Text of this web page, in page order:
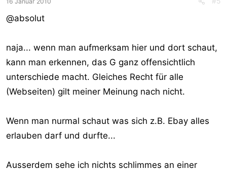
@absolut
naja... wenn man aufmerksam hier und dort schaut,
kann man erkennen, das G ganz offensichtlich
unterschiede macht. Gleiches Recht für alle
(Webseiten) gilt meiner Meinung nach nicht.
Wenn man nurmal schaut was sich z.B. Ebay alles
erlauben darf und durfte...
Ausserdem sehe ich nichts schlimmes an einer